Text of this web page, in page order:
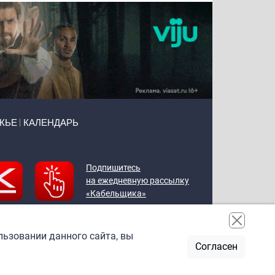
КАЛЕНДАРЬ
Подпишитесь
на ежедневную рассылку
«Кабельщика»
данного сайта, вы
Согласен